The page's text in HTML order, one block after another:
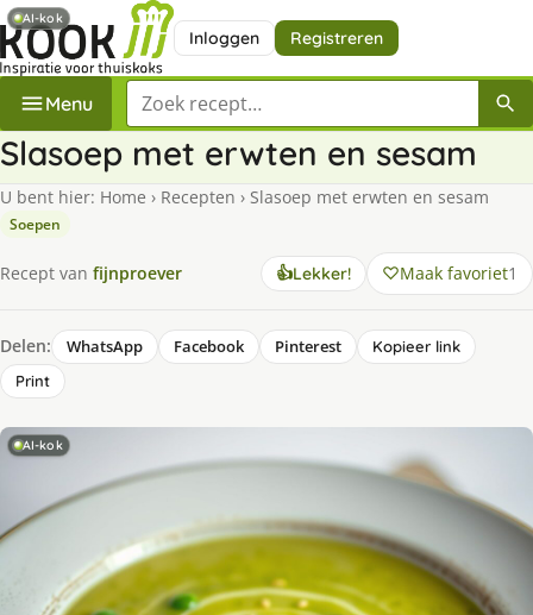
Inloggen Registreren
Menu Zoek een recept
Slasoep met erwten en sesam
U bent hier: Home › Recepten › Slasoep met erwten en sesam
Soepen
Recept van fijnproever 👍Lekker! Maak favoriet1
Delen: WhatsApp Facebook Pinterest
Kopieer link
Print
AI-kok
AI-kok